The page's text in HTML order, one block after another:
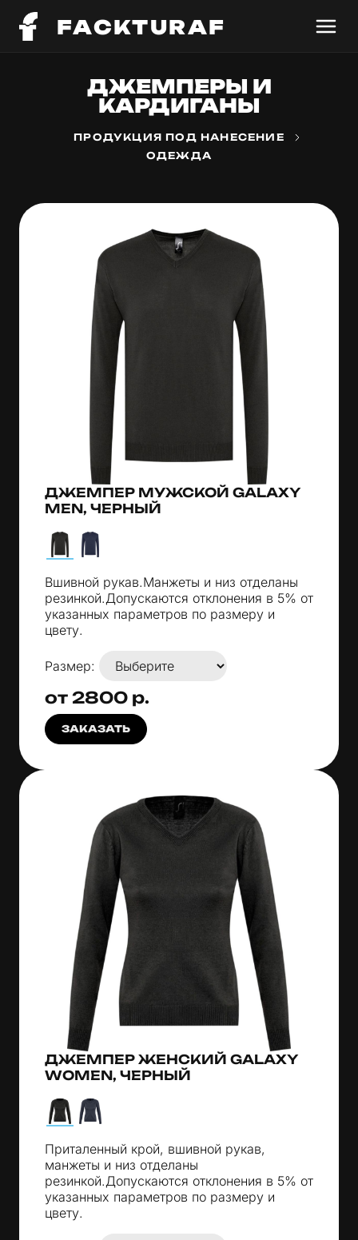
FACKTURAF
ДЖЕМПЕРЫ И
КАРДИГАНЫ
ПРОДУКЦИЯ ПОД НАНЕСЕНИЕ
ОДЕЖДА
ДЖЕМПЕР МУЖСКОЙ GALAXY
MEN, ЧЕРНЫЙ
Вшивной рукав.Манжеты и низ отделаны
резинкой.Допускаются отклонения в 5% от
указанных параметров по размеру и
цвету.
Размер:
от 2800 р.
ЗАКАЗАТЬ
ДЖЕМПЕР ЖЕНСКИЙ GALAXY
WOMEN, ЧЕРНЫЙ
Приталенный крой, вшивной рукав,
манжеты и низ отделаны
резинкой.Допускаются отклонения в 5% от
указанных параметров по размеру и
цвету.